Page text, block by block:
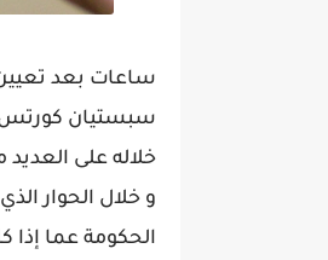
ساعات بعد
سبستيان كورتس
خلاله على
و خلال الحوار
الحكومة عما إذا